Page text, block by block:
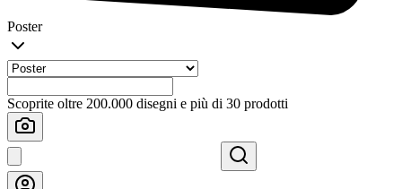
Poster
Scoprite oltre 200.000 disegni e più di 30 prodotti